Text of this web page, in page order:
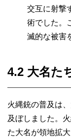
交互に射撃
術でした。
滅的な被害
4.2 大名た
火縄銃の普及は
及ぼしました。
た大名が領地拡